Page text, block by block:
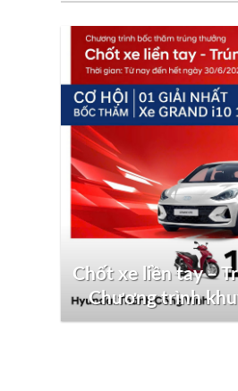
Chốt xe liền tay –
Chương trình